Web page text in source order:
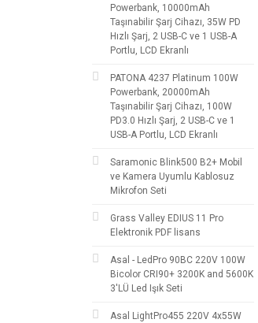
Powerbank, 10000mAh
Taşınabilir Şarj Cihazı, 35W PD
Hızlı Şarj, 2 USB-C ve 1 USB-A
Portlu, LCD Ekranlı
PATONA 4237 Platinum 100W
Powerbank, 20000mAh
Taşınabilir Şarj Cihazı, 100W
PD3.0 Hızlı Şarj, 2 USB-C ve 1
USB-A Portlu, LCD Ekranlı
Saramonic Blink500 B2+ Mobil
ve Kamera Uyumlu Kablosuz
Mikrofon Seti
Grass Valley EDIUS 11 Pro
Elektronik PDF lisans
Asal - LedPro 90BC 220V 100W
Bicolor CRI90+ 3200K and 5600K
3'LÜ Led Işık Seti
Asal LightPro455 220V 4x55W